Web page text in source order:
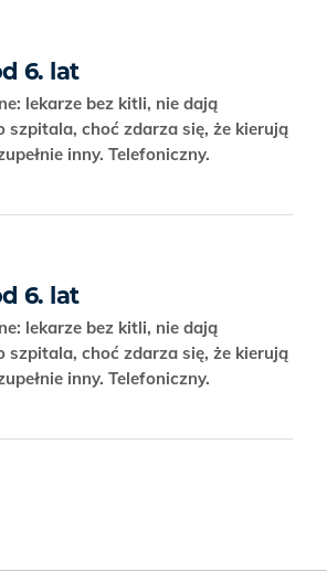
6. lat
lekarze bez kitli, nie dają
choć zdarza się, że kierują
inny. Telefoniczny.
6. lat
lekarze bez kitli, nie dają
choć zdarza się, że kierują
inny. Telefoniczny.